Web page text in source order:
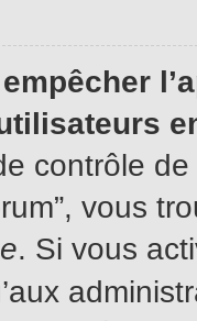
contrôle
vous
. Si vous